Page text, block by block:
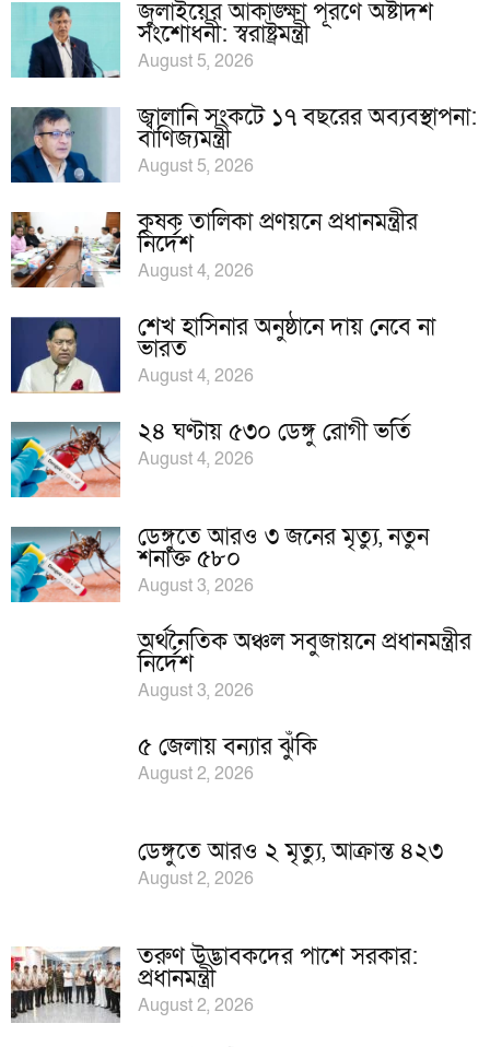
জুলাইয়ের আকাঙ্ক্ষা পূরণে অষ্টাদশ
সংশোধনী: স্বরাষ্ট্রমন্ত্রী
August 5, 2026
জ্বালানি সংকটে ১৭ বছরের অব্যবস্থাপনা:
বাণিজ্যমন্ত্রী
August 5, 2026
কৃষক তালিকা প্রণয়নে প্রধানমন্ত্রীর
নির্দেশ
August 4, 2026
শেখ হাসিনার অনুষ্ঠানে দায় নেবে না
ভারত
August 4, 2026
২৪ ঘণ্টায় ৫৩০ ডেঙ্গু রোগী ভর্তি
August 4, 2026
ডেঙ্গুতে আরও ৩ জনের মৃত্যু, নতুন
শনাক্ত ৫৮০
August 3, 2026
অর্থনৈতিক অঞ্চল সবুজায়নে প্রধানমন্ত্রীর
নির্দেশ
August 3, 2026
৫ জেলায় বন্যার ঝুঁকি
August 2, 2026
ডেঙ্গুতে আরও ২ মৃত্যু, আক্রান্ত ৪২৩
August 2, 2026
তরুণ উদ্ভাবকদের পাশে সরকার:
প্রধানমন্ত্রী
August 2, 2026